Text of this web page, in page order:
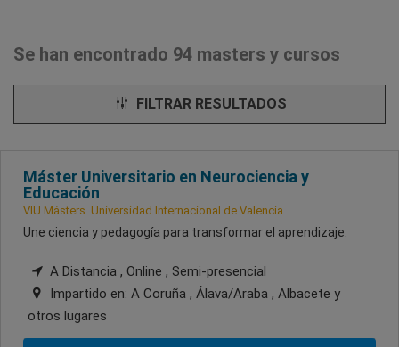
Se han encontrado 94 masters y cursos
FILTRAR RESULTADOS
Máster Universitario en Neurociencia y
Educación
VIU Másters. Universidad Internacional de Valencia
Une ciencia y pedagogía para transformar el aprendizaje.
A Distancia , Online , Semi-presencial
Impartido en: A Coruña , Álava/Araba , Albacete y
otros lugares